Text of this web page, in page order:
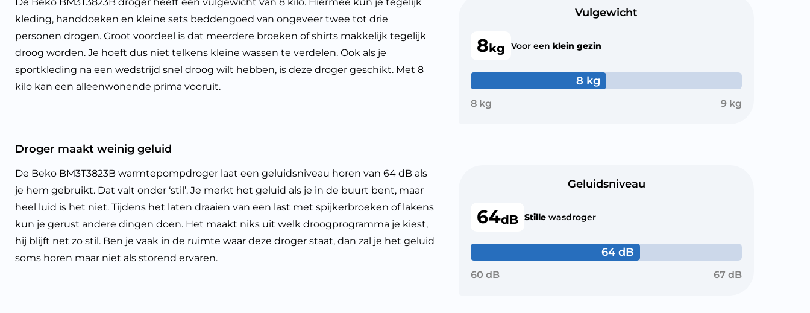
kleding, handdoeken en kleine sets beddengoed van ongeveer twee tot drie
personen drogen. Groot voordeel is dat meerdere broeken of shirts makkelijk tegelijk
droog worden. Je hoeft dus niet telkens kleine wassen te verdelen. Ook als je
sportkleding na een wedstrijd snel droog wilt hebben, is deze droger geschikt. Met 8
kilo kan een alleenwonende prima vooruit.
Vulgewicht
8kg Voor een klein gezin
8 kg
8 kg 9 kg
Droger maakt weinig geluid
De Beko BM3T3823B warmtepompdroger laat een geluidsniveau horen van 64 dB als
je hem gebruikt. Dat valt onder ‘stil’. Je merkt het geluid als je in de buurt bent, maar
heel luid is het niet. Tijdens het laten draaien van een last met spijkerbroeken of lakens
kun je gerust andere dingen doen. Het maakt niks uit welk droogprogramma je kiest,
hij blijft net zo stil. Ben je vaak in de ruimte waar deze droger staat, dan zal je het geluid
soms horen maar niet als storend ervaren.
Geluidsniveau
64dB Stille wasdroger
64 dB
60 dB 67 dB